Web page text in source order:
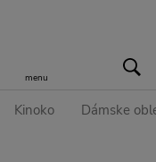
menu
Kinoko Dámske